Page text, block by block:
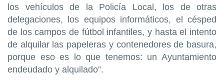
los vehículos de la Policía Local, los de otras
delegaciones, los equipos informáticos, el césped
de los campos de fútbol infantiles, y hasta el intento
de alquilar las papeleras y contenedores de basura,
porque eso es lo que tenemos: un Ayuntamiento
endeudado y alquilado”.